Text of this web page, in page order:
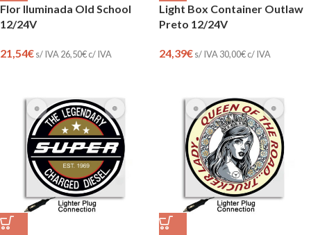
Flor Iluminada Old School
12/24V
21,54€s/ IVA 26,50€c/ IVA
Light Box Container Outlaw
Preto 12/24V
24,39€s/ IVA 30,00€c/ IVA